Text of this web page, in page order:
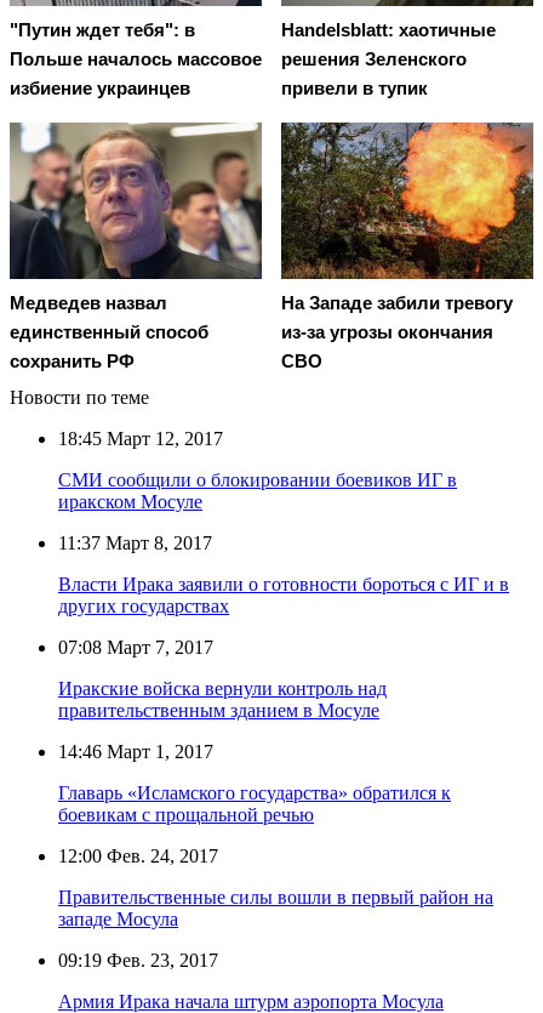
"Путин ждет тебя": в
Польше началось массовое
избиение украинцев
Handelsblatt: хаотичные
решения Зеленского
привели в тупик
Медведев назвал
единственный способ
сохранить РФ
На Западе забили тревогу
из-за угрозы окончания
СВО
Новости по теме
18:45 Март 12, 2017
СМИ сообщили о блокировании боевиков ИГ в
иракском Мосуле
11:37 Март 8, 2017
Власти Ирака заявили о готовности бороться с ИГ и в
других государствах
07:08 Март 7, 2017
Иракские войска вернули контроль над
правительственным зданием в Мосуле
14:46 Март 1, 2017
Главарь «Исламского государства» обратился к
боевикам с прощальной речью
12:00 Фев. 24, 2017
Правительственные силы вошли в первый район на
западе Мосула
09:19 Фев. 23, 2017
Армия Ирака начала штурм аэропорта Мосула